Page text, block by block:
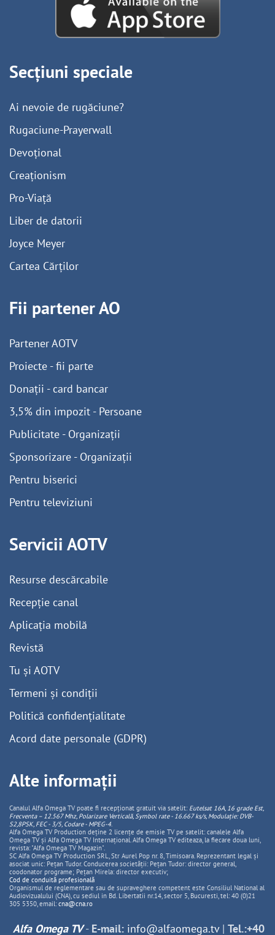
Secțiuni speciale
Ai nevoie de rugăciune?
Rugaciune-Prayerwall
Devoțional
Creaționism
Pro-Viață
Liber de datorii
Joyce Meyer
Cartea Cărților
Fii partener AO
Partener AOTV
Proiecte - fii parte
Donații - card bancar
3,5% din impozit - Persoane
Publicitate - Organizații
Sponsorizare - Organizații
Pentru biserici
Pentru televiziuni
Servicii AOTV
Resurse descărcabile
Recepție canal
Aplicația mobilă
Revistă
Tu și AOTV
Termeni și condiții
Politică confidențialitate
Acord date personale (GDPR)
Alte informații
Canalul Alfa Omega TV poate fi recepționat gratuit via satelit: Eutelsat 16A, 16 grade Est,
Frecventa – 12.567 Mhz, PolarizareVerticală, Symbol rate - 16.667 ks/s, Modulație: DVB-
S2,8PSK, FEC - 3/5, Codare - MPEG-4.
Alfa Omega TV Production deține 2 licențe de emisie TV pe satelit: canalele Alfa
Omega TV și Alfa Omega TV Internațional. Alfa Omega TV editeaza, la fiecare doua luni,
revista: "Alfa Omega TV Magazin".
SC Alfa Omega TV Production SRL, Str Aurel Pop nr. 8, Timisoara. Reprezentant legal și
asociat unic: Pețan Tudor. Conducerea societății: Pețan Tudor: director general,
coodonator programe; Pețan Mirela: director executiv;
Cod de conduită profesională
Organismul de reglementare sau de supraveghere competent este Consiliul National al
Audiovizualului (CNA), cu sediul in Bd. Libertatii nr.14, sector 5, Bucuresti, tel: 40 (0)21
305 5350, email: cna@cna.ro
Alfa Omega TV- E-mail: info@alfaomega.tv| Tel.:+40